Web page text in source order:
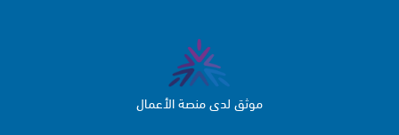
موثق لدى منصة الأعمال